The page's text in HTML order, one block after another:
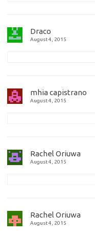
Draco
August 4, 2015
mhia capistrano
August 4, 2015
Rachel Oriuwa
August 4, 2015
Rachel Oriuwa
August 4, 2015